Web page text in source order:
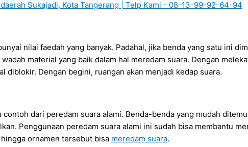
nilai faedah yang banyak. Padahal, jika benda yang satu ini
material yang baik dalam hal meredam suara. Dengan
diblokir. Dengan begini, ruangan akan menjadi kedap suara.
dari peredam suara alami. Benda-benda yang mudah
Penggunaan peredam suara alami ini sudah bisa membantu
ornamen tersebut bisa meredam suara.